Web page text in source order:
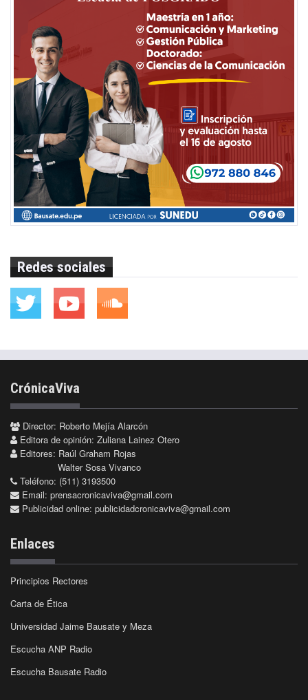
Redes sociales
CrónicaViva
Director: Roberto Mejía Alarcón
Editora de opinión: Zuliana Lainez Otero
Editores: Raúl Graham Rojas
Walter Sosa Vivanco
Teléfono: (511) 3193500
Email: prensacronicaviva@gmail.com
Publicidad online: publicidadcronicaviva@gmail.com
Enlaces
Principios Rectores
Carta de Ética
Universidad Jaime Bausate y Meza
Escucha ANP Radio
Escucha Bausate Radio